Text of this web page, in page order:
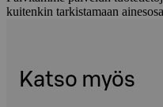
kuitenkin tarkistamaan
Katso myös